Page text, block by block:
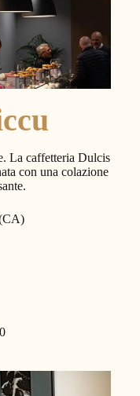
La caffetteria Dulcis
con una colazione